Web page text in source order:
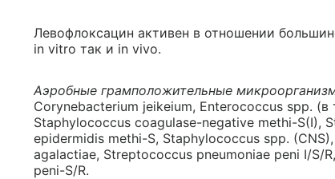
Левофлоксацин активен в отношении
in vitro так и in vivo.
Аэробные грамположительные
Corynebacterium jeikeium, Enterococcus spp.
Staphylococcus coagulase-negative methi-S(I),
epidermidis methi-S, Staphylococcus spp.
agalactiae, Streptococcus pneumoniae peni I/S/
peni-S/R.